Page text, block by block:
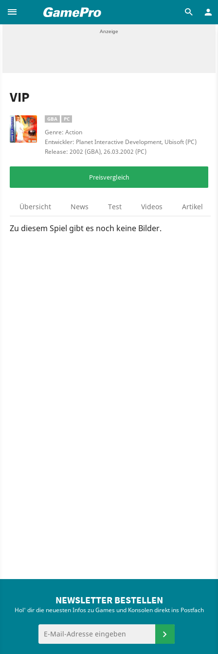
VIP
GBA PC
Genre: Action
Entwickler: Planet Interactive Development, Ubisoft (PC)
Release: 2002 (GBA), 26.03.2002 (PC)
Preisvergleich
Übersicht News Test Videos Artikel
Zu diesem Spiel gibt es noch keine Bilder.
NEWSLETTER BESTELLEN
Hol' dir die neuesten Infos zu Games und Konsolen direkt ins Postfach